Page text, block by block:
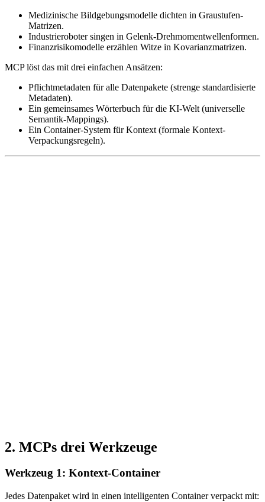
Medizinische Bildgebungsmodelle dichten in Graustufen-
Matrizen.
Industrieroboter singen in Gelenk-Drehmomentwellenformen.
Finanzrisikomodelle erzählen Witze in Kovarianzmatrizen.
MCP löst das mit drei einfachen Ansätzen:
Pflichtmetadaten für alle Datenpakete (strenge standardisierte
Metadaten).
Ein gemeinsames Wörterbuch für die KI-Welt (universelle
Semantik-Mappings).
Ein Container-System für Kontext (formale Kontext-
Verpackungsregeln).
2. MCPs drei Werkzeuge
Werkzeug 1: Kontext-Container
Jedes Datenpaket wird in einen intelligenten Container verpackt mit: